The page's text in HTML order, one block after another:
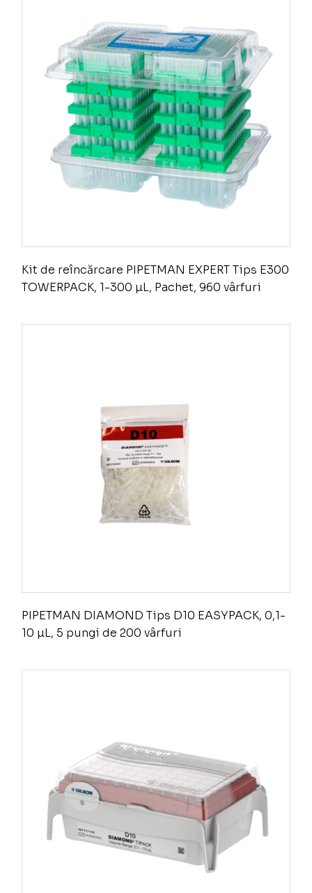
Kit de reîncărcare PIPETMAN EXPERT Tips E300
TOWERPACK, 1-300 µL, Pachet, 960 vârfuri
PIPETMAN DIAMOND Tips D10 EASYPACK, 0,1-
10 µL, 5 pungi de 200 vârfuri